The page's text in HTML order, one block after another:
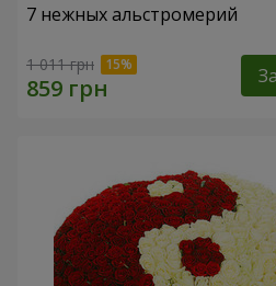
7 нежных альстромерий
1 011 грн